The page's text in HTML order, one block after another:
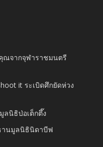
ณจากจุฬาราชมนตรี
it ระเบิดศึกยัดห่วง
ลนิธิป่อเต็กตึ๊ง
านมูลนิธินิดาบีฟ